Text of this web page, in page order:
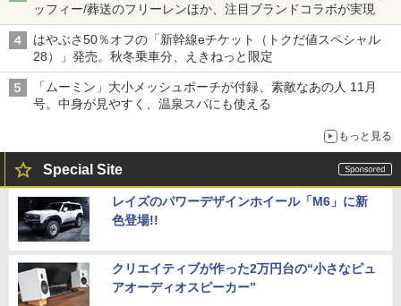
ッフィー/葬送のフリーレンほか、注目ブランドコラボが実現
はやぶさ50％オフの「新幹線eチケット（トクだ値スペシャル
28）」発売。秋冬乗車分、えきねっと限定
「ムーミン」大小メッシュポーチが付録、素敵なあの人 11月
号。中身が見やすく、温泉スパにも使える
もっと見る
Special Site
レイズのパワーデザインホイール「M6」に新
色登場!!
クリエイティブが作った2万円台の“小さなピュ
アオーディオスピーカー”